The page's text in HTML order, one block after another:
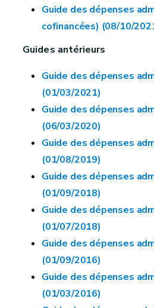
Guide des dépenses
cofinancées) (08/10/
Guides antérieurs
Guide des dépenses
(01/03/2021)
Guide des dépenses
(06/03/2020)
Guide des dépenses
(01/08/2019)
Guide des dépenses
(01/09/2018)
Guide des dépenses
(01/07/2018)
Guide des dépenses
(01/09/2016)
Guide des dépenses
(01/03/2016)